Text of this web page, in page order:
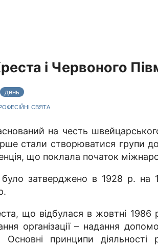
і Червоного
день
СВЯТА
на честь
стали створюватися
що поклала початок
затверджено в 1928 р. на
що відбулася в жовтні 1986
організації – надання
принципи діяльності